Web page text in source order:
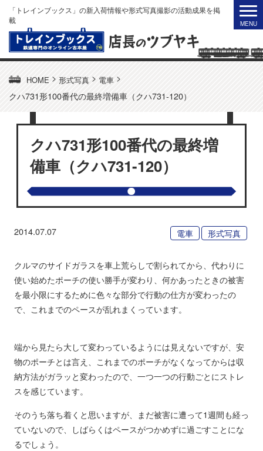
「トレインブックス」の新入荷情報や形式写真撮影の活動成果を掲
載
HOME > 形式写真 > 電車 >
クハ731形100番代の最終増備車（クハ731-120）
クハ731形100番代の最終増
備車（クハ731-120）
2014.07.07 電車 形式写真
クルマのサイドガラスを車上荒らしで割られてから、代わりに
使い始めたポーチの使い勝手が変わり、何かあったときの被害
を最小限にするために色々な部分で行動の仕方が変わったの
で、これまでのペースが乱れまくっています。
端から見たら大して変わっているようには見えないですが、安
物のポーチとは言え、これまでのポーチがなくなってからは収
納方法がガラッと変わったので、一つ一つの行動ごとにストレ
スを感じています。
そのうち落ち着くと思いますが、まだ被害に遭って1週間も経っ
ていないので、しばらくはペースがつかめずに過ごすことにな
るでしょう。